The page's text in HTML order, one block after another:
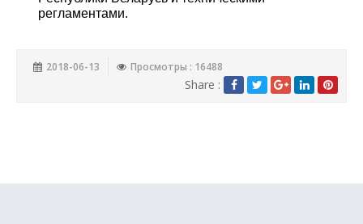
регламентами.
2018-06-13 Просмотры : 16488
Share :